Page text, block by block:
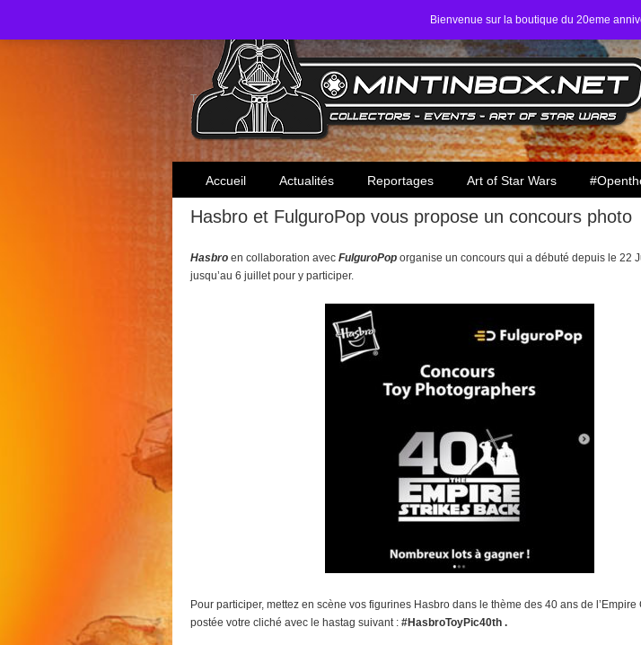
Bienvenue sur la boutique du 20eme
Toute l'actualité des collectionneurs Star Wars
Accueil Actualités Reportages Art of Star Wars
Hasbro et FulguroPop vous propose un concours photo
Hasbro en collaboration avec FulguroPop organise un concours qui a débuté depuis le 22
jusqu’au 6 juillet pour y participer.
Pour participer, mettez en scène vos figurines Hasbro dans le thème des 40 ans de l’Empire
postée votre cliché avec le hastag suivant : #HasbroToyPic40th .